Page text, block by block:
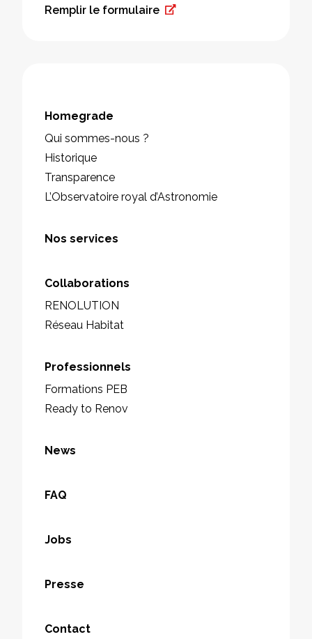
Remplir le formulaire
Homegrade
Qui sommes-nous ?
Historique
Transparence
L’Observatoire royal d’Astronomie
Nos services
Collaborations
RENOLUTION
Réseau Habitat
Professionnels
Formations PEB
Ready to Renov
News
FAQ
Jobs
Presse
Contact